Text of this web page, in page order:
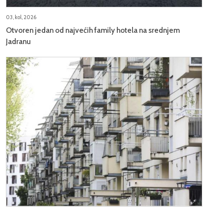
03, kol, 2026
Otvoren jedan od najvećih family hotela na srednjem
Jadranu